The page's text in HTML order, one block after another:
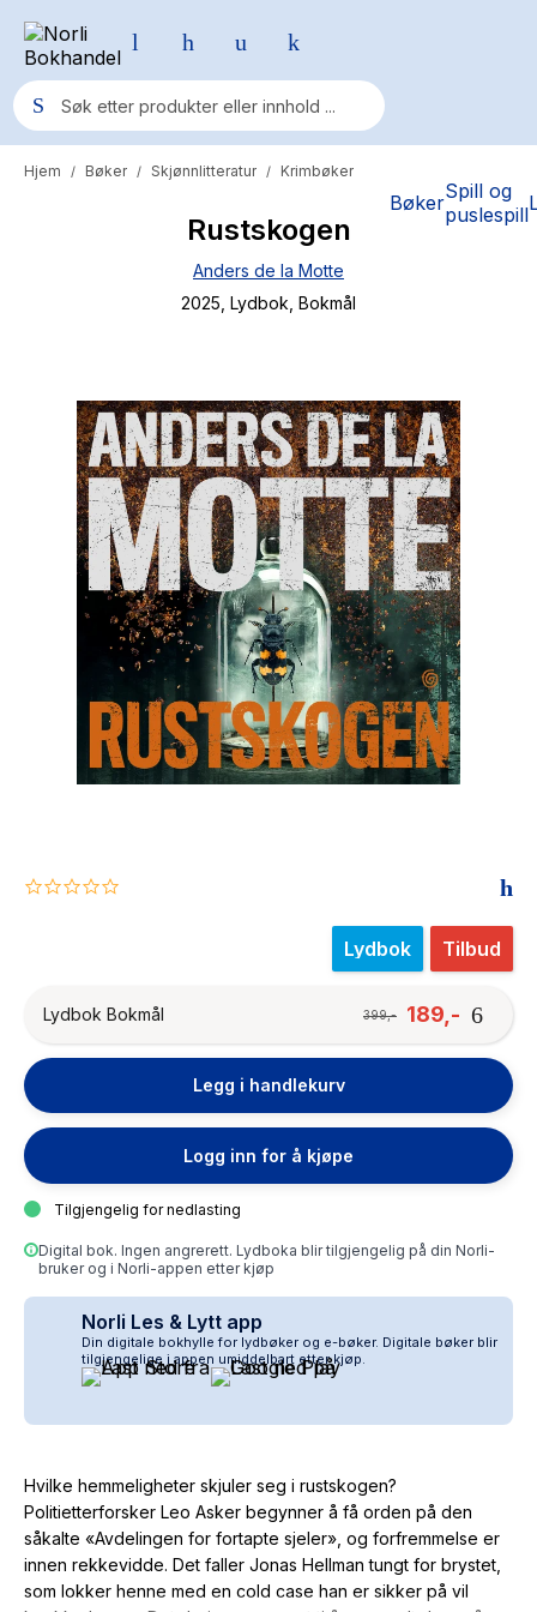
BøkerSpill og
puslespill
Populære søk
Fury Bound - Sable Sorensen
Elizabeth Strout
Hitster
Hypopressiv trening
The Housemaid
Hjem / Bøker / Skjønnlitteratur / Krimbøker
Rustskogen
Anders de la Motte
2025 , Lydbok , Bokmål
0.0
Lydbok Tilbud
Lydbok Bokmål 189,-
399,-
Legg i handlekurv
Logg inn for å kjøpe
Tilgjengelig for nedlasting
Digital bok. Ingen angrerett. Lydboka blir tilgjengelig på din Norli-
bruker og i Norli-appen etter kjøp
Norli Les & Lytt app
Din digitale bokhylle for lydbøker og e-bøker. Digitale bøker blir
tilgjengelige i appen umiddelbart etter kjøp.
Hvilke hemmeligheter skjuler seg i rustskogen?
Politietterforsker Leo Asker begynner å få orden på den
såkalte «Avdelingen for fortapte sjeler», og forfremmelse er
innen rekkevidde. Det faller Jonas Hellman tungt for brystet,
som lokker henne med en cold case han er sikker på vil